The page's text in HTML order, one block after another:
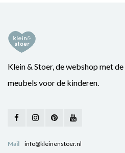
Klein & Stoer, de webshop met
meubels voor de kinderen.
Mail info@kleinenstoer.nl